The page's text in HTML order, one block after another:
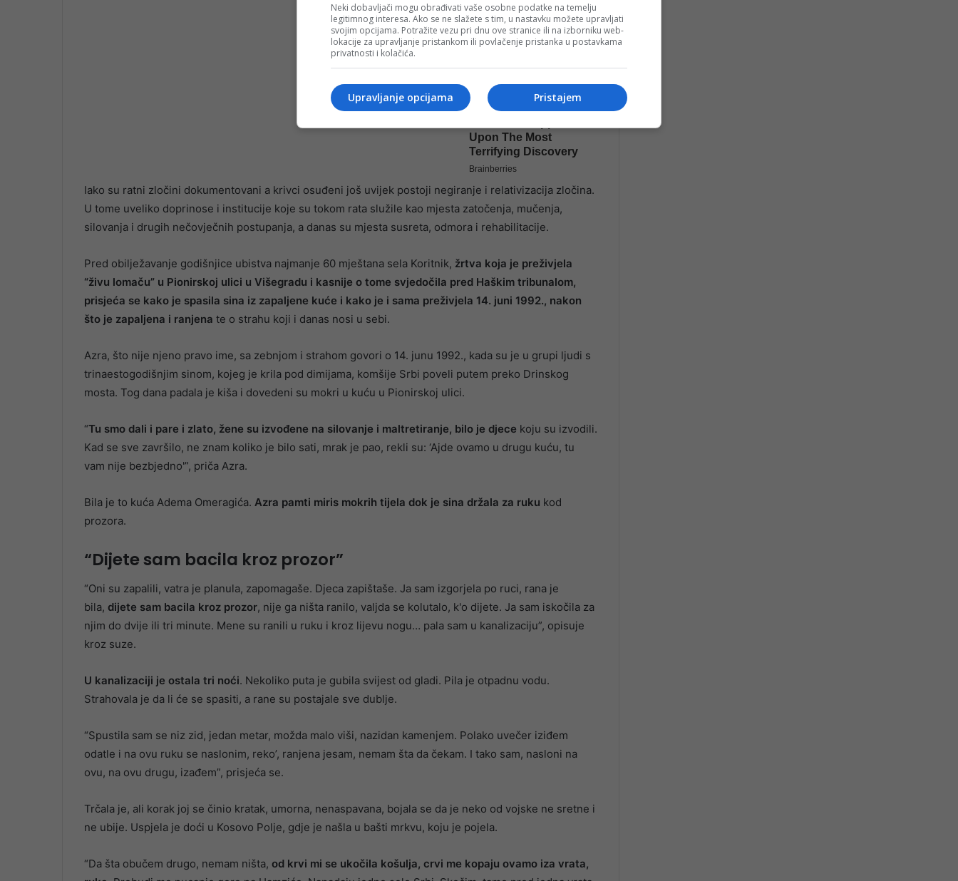
Iako su ratni zločini dokumentovani a krivci osuđeni još uvijek postoji negiranje i relativizacija zločina.
U tome uveliko doprinose i institucije koje su tokom rata služile kao mjesta zatočenja, mučenja,
silovanja i drugih nečovječnih postupanja, a danas su mjesta susreta, odmora i rehabilitacije.
Pred obilježavanje godišnjice ubistva najmanje 60 mještana sela Koritnik, žrtva koja je preživjela
“živu lomaču” u Pionirskoj ulici u Višegradu i kasnije o tome svjedočila pred Haškim tribunalom,
prisjeća se kako je spasila sina iz zapaljene kuće i kako je i sama preživjela 14. juni 1992., nakon
što je zapaljena i ranjena te o strahu koji i danas nosi u sebi.
Azra, što nije njeno pravo ime, sa zebnjom i strahom govori o 14. junu 1992., kada su je u grupi ljudi s
trinaestogodišnjim sinom, kojeg je krila pod dimijama, komšije Srbi poveli putem preko Drinskog
mosta. Tog dana padala je kiša i dovedeni su mokri u kuću u Pionirskoj ulici.
“Tu smo dali i pare i zlato, žene su izvođene na silovanje i maltretiranje, bilo je djece koju su izvodili.
Kad se sve završilo, ne znam koliko je bilo sati, mrak je pao, rekli su: ‘Ajde ovamo u drugu kuću, tu
vam nije bezbjedno'”, priča Azra.
Bila je to kuća Adema Omeragića. Azra pamti miris mokrih tijela dok je sina držala za ruku kod
prozora.
“Dijete sam bacila kroz prozor”
“Oni su zapalili, vatra je planula, zapomagaše. Djeca zapištaše. Ja sam izgorjela po ruci, rana je
bila, dijete sam bacila kroz prozor, nije ga ništa ranilo, valjda se kolutalo, k'o dijete. Ja sam iskočila za
njim do dvije ili tri minute. Mene su ranili u ruku i kroz lijevu nogu… pala sam u kanalizaciju”, opisuje
kroz suze.
U kanalizaciji je ostala tri noći. Nekoliko puta je gubila svijest od gladi. Pila je otpadnu vodu.
Strahovala je da li će se spasiti, a rane su postajale sve dublje.
“Spustila sam se niz zid, jedan metar, možda malo viši, nazidan kamenjem. Polako uvečer iziđem
odatle i na ovu ruku se naslonim, reko’, ranjena jesam, nemam šta da čekam. I tako sam, nasloni na
ovu, na ovu drugu, izađem”, prisjeća se.
Trčala je, ali korak joj se činio kratak, umorna, nenaspavana, bojala se da je neko od vojske ne sretne i
ne ubije. Uspjela je doći u Kosovo Polje, gdje je našla u bašti mrkvu, koju je pojela.
“Da šta obučem drugo, nemam ništa, od krvi mi se ukočila košulja, crvi me kopaju ovamo iza vrata,
Neki dobavljači mogu obrađivati vaše osobne podatke na temelju
legitimnog interesa. Ako se ne slažete s tim, u nastavku možete upravljati
svojim opcijama. Potražite vezu pri dnu ove stranice ili na izborniku web-
lokacije za upravljanje pristankom ili povlačenje pristanka u postavkama
privatnosti i kolačića.
Pristajem
Upravljanje opcijama